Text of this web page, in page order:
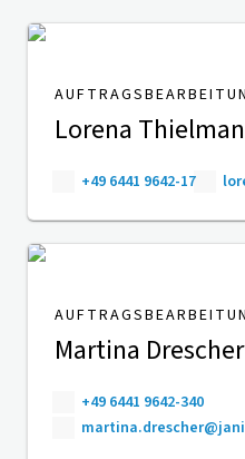
Lorena
+49 6441 9642-17
Martina Drescher
+49 6441 9642-340